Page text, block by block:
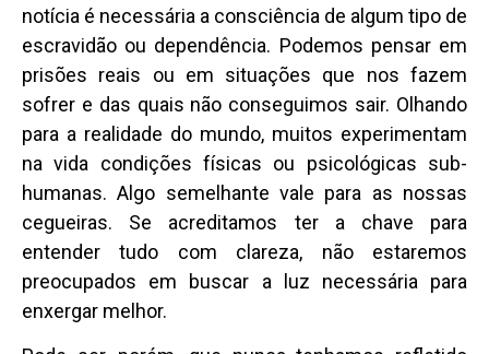
notícia é necessária a consciência de algum tipo de
escravidão ou dependência. Podemos pensar em
prisões reais ou em situações que nos fazem
sofrer e das quais não conseguimos sair. Olhando
para a realidade do mundo, muitos experimentam
na vida condições físicas ou psicológicas sub-
humanas. Algo semelhante vale para as nossas
cegueiras. Se acreditamos ter a chave para
entender tudo com clareza, não estaremos
preocupados em buscar a luz necessária para
enxergar melhor.